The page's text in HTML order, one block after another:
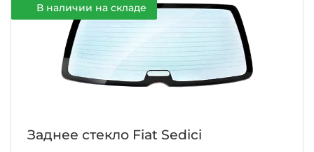
В наличии на складе
Заднее стекло Fiat Sedici